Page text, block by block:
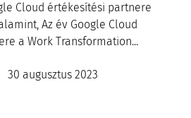
Cloud értékesítési partnere
Az év Google Cloud
a Work Transformation...
30 augusztus 2023